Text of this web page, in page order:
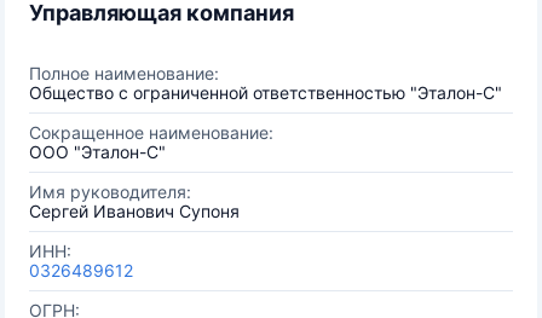
Управляющая компания
Полное наименование:
Общество с ограниченной ответственностью "Эталон-С"
Сокращенное наименование:
ООО "Эталон-С"
Имя руководителя:
Сергей Иванович Супоня
ИНН:
0326489612
ОГРН: